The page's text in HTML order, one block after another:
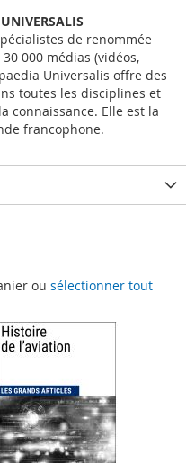
de renommée
000 médias (vidéos,
Universalis offre des
toutes les disciplines et
connaissance. Elle est la
francophone.
ou sélectionner tout